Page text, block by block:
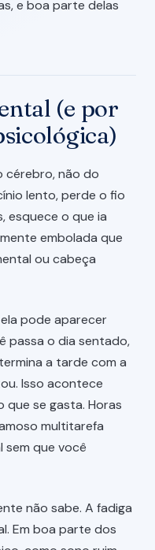
e boa parte delas
(e por
cérebro, não do
lento, perde o fio
esquece o que ia
embolada que
ou cabeça
pode aparecer
passa o dia sentado,
a tarde com a
Isso acontece
se gasta. Horas
multitarefa
sem que você
não sabe. A fadiga
Em boa parte dos